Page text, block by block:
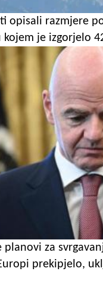
opisali razmjere
kojem je izgorjelo
planovi za
prekipjelo,